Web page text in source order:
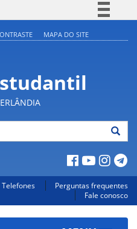
Acesso à informação
Legislação
Canais
MAPA DO SITE
Telefones
Perguntas frequentes
Fale conosco